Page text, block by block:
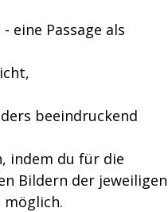
eine Passage als
beeindruckend
indem du für die
Bildern der jeweiligen
möglich.